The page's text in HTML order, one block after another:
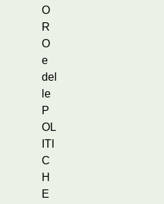
O
R
O
e
del
le
P
OL
ITI
C
H
E